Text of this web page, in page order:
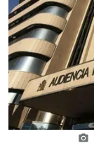
photo_camera